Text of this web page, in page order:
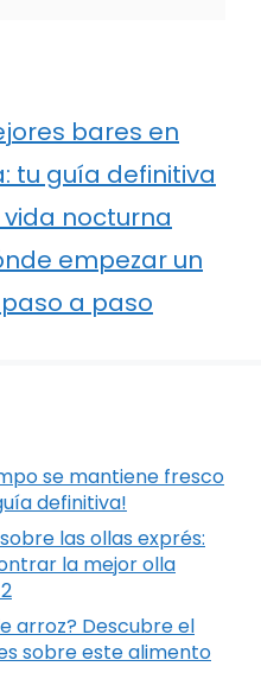
bares en
tu guía definitiva
nocturna
empezar un
a paso
se mantiene fresco
definitiva!
las ollas exprés:
la mejor olla
arroz? Descubre el
sobre este alimento